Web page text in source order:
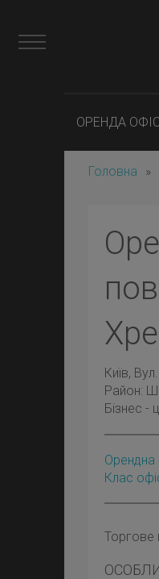
ОРЕНДА
Головна »
Київ,
Район:
Бізнес -
Орендна
Клас
Торгове